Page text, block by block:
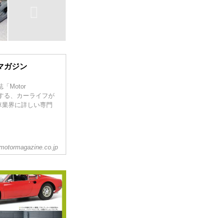
ガジン
「Motor
る、カーライフが
界に詳しい専門